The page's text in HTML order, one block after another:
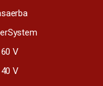
V
V